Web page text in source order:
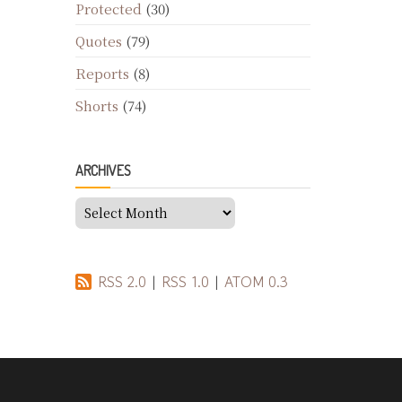
Protected (30)
Quotes (79)
Reports (8)
Shorts (74)
ARCHIVES
Archives
RSS 2.0 | RSS 1.0 | ATOM 0.3